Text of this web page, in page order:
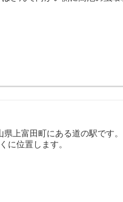
県上富田町にある道の駅です
に位置します。